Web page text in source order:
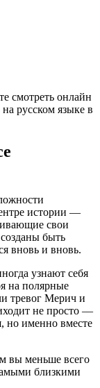
смотреть онлайн
русском языке в
истории —
свои
быть
вновь и вновь.
узнают себя
на полярные
тревог Мерич и
не просто —
но именно вместе
вы меньше всего
близкими